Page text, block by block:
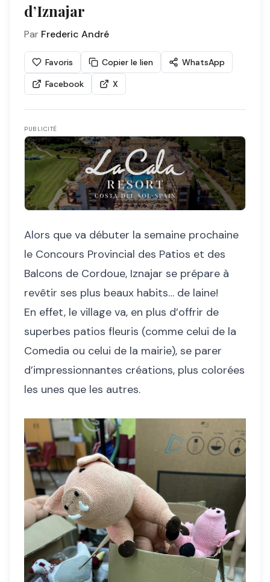
d’Iznajar
Par Frederic André
Favoris Copier le lien
WhatsApp
Facebook
X
PUBLICITÉ
Alors que va débuter la semaine prochaine
le Concours Provincial des Patios et des
Balcons de Cordoue, Iznajar se prépare à
revêtir ses plus beaux habits… de laine!
En effet, le village va, en plus d’offrir de
superbes patios fleuris (comme celui de la
Comedia ou celui de la mairie), se parer
d’impressionnantes créations, plus colorées
les unes que les autres.